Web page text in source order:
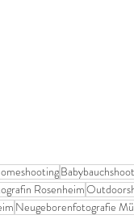
Rosenheim
Neugeborenfotografie